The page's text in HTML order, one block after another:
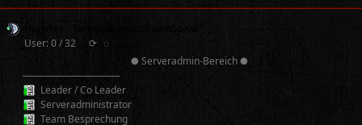
User: 0 / 32
⟳ ◌
● Serveradmin-Bereich ●
──────────
Leader / Co Leader
Serveradministrator
Team Besprechung